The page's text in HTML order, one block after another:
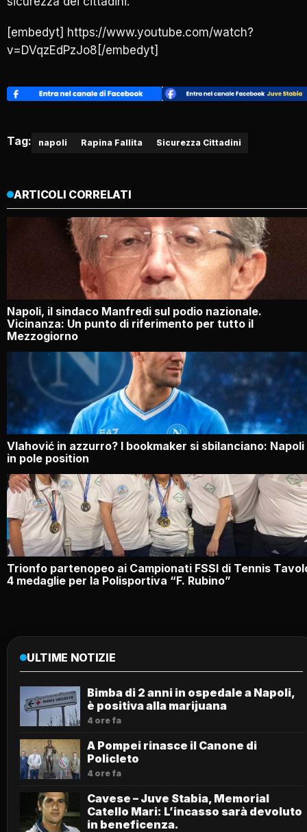
[embedyt] https://www.youtube.com/watch?
v=DVqzEdPzJo8[/embedyt]
Tag: napoli Rapina Fallita Sicurezza Cittadini
ARTICOLI CORRELATI
Napoli, il sindaco Manfredi sul podio nazionale.
Vicinanza: Un punto di riferimento per tutto il
Mezzogiorno
Vlahović in azzurro? I bookmaker si sbilanciano: Napoli
in pole position
Trionfo partenopeo ai Campionati FSSI di Tennis
4 medaglie per la Polisportiva “F. Rubino”
ULTIME NOTIZIE
Bimba di 2 anni in ospedale a Napoli,
è positiva alla marijuana
4 ore fa
A Pompei rinasce il Canone di
Policleto
4 ore fa
Cavese – Juve Stabia, Memorial
Catello Mari: L’incasso sarà devoluto
in beneficenza.